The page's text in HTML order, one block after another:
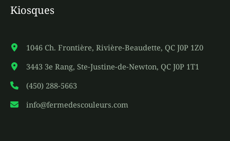
Kiosques
1046 Ch. Frontière, Rivière-Beaudette, QC J0P 1Z0
3443 3e Rang, Ste-Justine-de-Newton, QC J0P 1T1
(450) 288-5663
info@fermedescouleurs.com